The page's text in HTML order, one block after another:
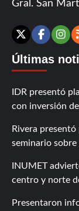
Gral. San
X
Últimas
IDR presentó
con inversión
Rivera
seminario sobre
INUMET
centro y norte
Presentaron